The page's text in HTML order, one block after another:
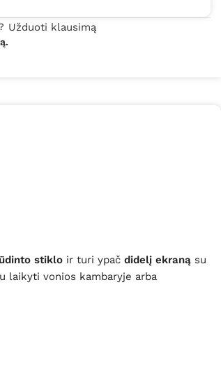
Užduoti klausimą
stiklo ir turi ypač didelį ekraną su
laikyti vonios kambaryje arba